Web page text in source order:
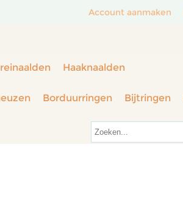
Account aanmaken
Haaknaalden
Borduurringen Bijtringen